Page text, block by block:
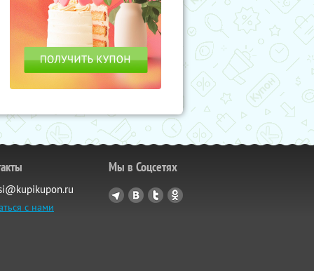
с нами
Мы в Соцсетях